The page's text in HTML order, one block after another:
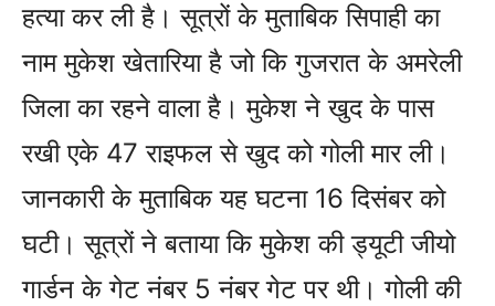
हत्या कर ली है। सूत्रों के मुताबिक सिपाही का
नाम मुकेश खेतारिया है जो कि गुजरात के अमरेली
जिला का रहने वाला है। मुकेश ने खुद के पास
रखी एके 47 राइफल से खुद को गोली मार ली।
जानकारी के मुताबिक यह घटना 16 दिसंबर को
घटी। सूत्रों ने बताया कि मुकेश की ड्यूटी जीयो
गार्डन के गेट नंबर 5 नंबर गेट पर थी। गोली की